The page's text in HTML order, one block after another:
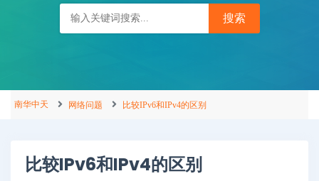
南华中天 网络问题 比较IPv6和IPv4的区别
比较IPv6和IPv4的区别